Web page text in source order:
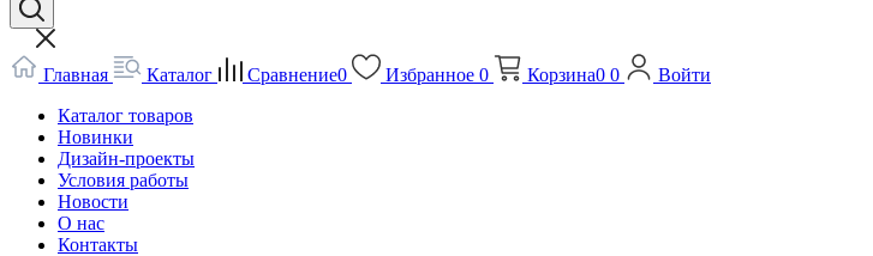
Главная Каталог Сравнение0 Избранное 0 Корзина0 0
Войти
Каталог товаров
Новинки
Дизайн-проекты
Условия работы
Новости
О нас
Контакты